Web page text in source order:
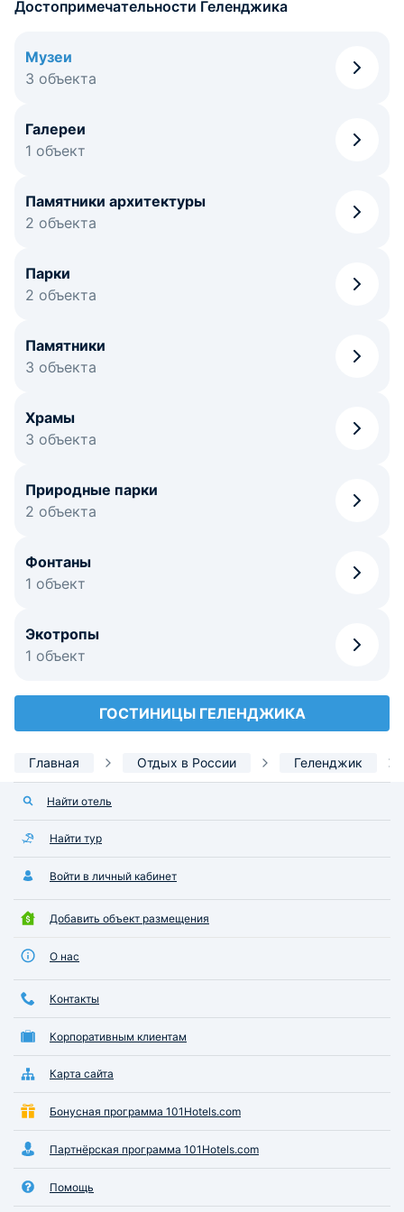
Достопримечательности Геленджика
Музеи
3 объекта
Галереи
1 объект
Памятники архитектуры
2 объекта
Парки
2 объекта
Памятники
3 объекта
Храмы
3 объекта
Природные парки
2 объекта
Фонтаны
1 объект
Экотропы
1 объект
ГОСТИНИЦЫ ГЕЛЕНДЖИКА
Главная Отдых в России Геленджик
Найти отель
Найти тур
Войти в личный кабинет
Добавить объект размещения
О нас
Контакты
Корпоративным клиентам
Карта сайта
Бонусная программа 101Hotels.com
Партнёрская программа 101Hotels.com
Помощь